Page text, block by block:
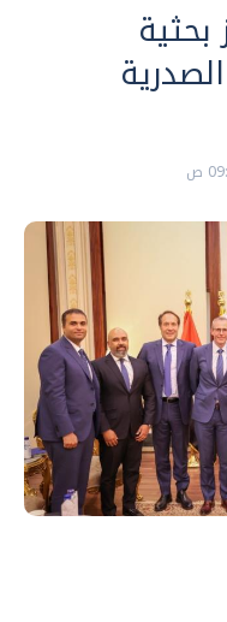
بحثية